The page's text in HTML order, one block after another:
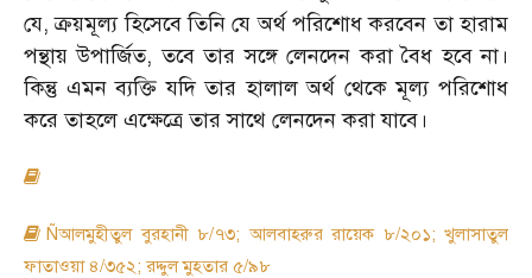
যে, ক্রয়মূল্য হিসেবে তিনি যে অর্থ পরিশোধ করবেন তা হারাম
পন্থায় উপার্জিত, তবে তার সঙ্গে লেনদেন করা বৈধ হবে না।
কিন্তু এমন ব্যক্তি যদি তার হালাল অর্থ থেকে মূল্য পরিশোধ
করে তাহলে এক্ষেত্রে তার সাথে লেনদেন করা যাবে।
Ñআলমুহীতুল বুরহানী ৮/৭৩; আলবাহরুর রায়েক ৮/২০১; খুলাসাতুল
ফাতাওয়া ৪/৩৫২; রদ্দুল মুহতার ৫/৯৮